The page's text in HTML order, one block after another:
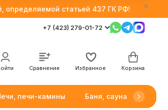
определяемой статьей 437 ГК РФ!
+7 (423) 279-01-72
Сравнение Избранное Корзина
печи-камины Баня, сауна